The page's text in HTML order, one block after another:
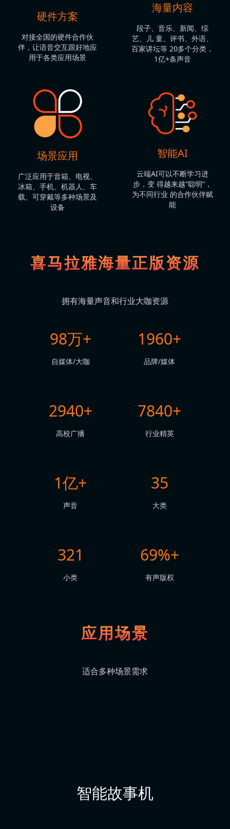
硬件方案
对接全国的硬件合作伙
伴，让语音交互跟好地应
用于各类应用场景
海量内容
段子、音乐、新闻、综
艺、儿 童、评书、外语、
百家讲坛等 20多个分类，
1亿+条声音
场景应用
广泛应用于音箱、电视、
冰箱、手机、机器人、车
载、可穿戴等多种场景及
设备
智能AI
云端AI可以不断学习进
步，变 得越来越“聪明”，
为不同行业 的合作伙伴赋
能
喜马拉雅海量正版资源
拥有海量声音和行业大咖资源
98万+
自媒体/大咖
1960+
品牌/媒体
2940+
高校广播
7840+
行业精英
1亿+
声音
35
大类
321
小类
69%+
有声版权
应用场景
适合多种场景需求
智能故事机